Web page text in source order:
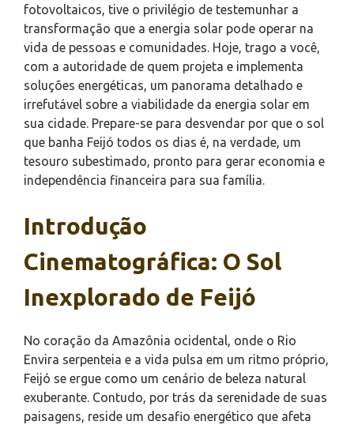
fotovoltaicos, tive o privilégio de testemunhar a
transformação que a energia solar pode operar na
vida de pessoas e comunidades. Hoje, trago a você,
com a autoridade de quem projeta e implementa
soluções energéticas, um panorama detalhado e
irrefutável sobre a viabilidade da energia solar em
sua cidade. Prepare-se para desvendar por que o sol
que banha Feijó todos os dias é, na verdade, um
tesouro subestimado, pronto para gerar economia e
independência financeira para sua família.
Introdução
Cinematográfica: O Sol
Inexplorado de Feijó
No coração da Amazônia ocidental, onde o Rio
Envira serpenteia e a vida pulsa em um ritmo próprio,
Feijó se ergue como um cenário de beleza natural
exuberante. Contudo, por trás da serenidade de suas
paisagens, reside um desafio energético que afeta